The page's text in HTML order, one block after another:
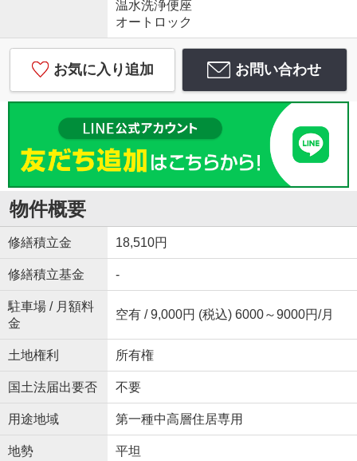
温水洗浄便座
オートロック
お気に入り追加 お問い合わせ
物件概要
修繕積立金 18,510円
修繕積立基金 -
駐車場 / 月額料
金
空有 / 9,000円 (税込) 6000～9000円/月
土地権利 所有権
国土法届出要否 不要
用途地域 第一種中高層住居専用
地勢 平坦